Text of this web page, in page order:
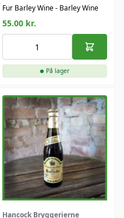
Fur Barley Wine - Barley Wine
55.00 kr.
På lager
Hancock Bryggerierne